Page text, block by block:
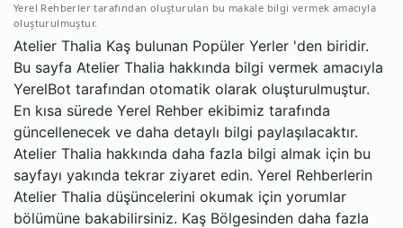
Yerel Rehberler tarafından oluşturulan bu makale bilgi vermek amacıyla
oluşturulmuştur.
Atelier Thalia Kaş bulunan Popüler Yerler 'den biridir.
Bu sayfa Atelier Thalia hakkında bilgi vermek amacıyla
YerelBot tarafından otomatik olarak oluşturulmuştur.
En kısa sürede Yerel Rehber ekibimiz tarafında
güncellenecek ve daha detaylı bilgi paylaşılacaktır.
Atelier Thalia hakkında daha fazla bilgi almak için bu
sayfayı yakında tekrar ziyaret edin. Yerel Rehberlerin
Atelier Thalia düşüncelerini okumak için yorumlar
bölümüne bakabilirsiniz. Kaş Bölgesinden daha fazla